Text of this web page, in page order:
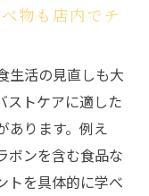
物も店内でチ
生活の見直しも大
ストケアに適した
あります。例え
ボンを含む食品な
トを具体的に学べ